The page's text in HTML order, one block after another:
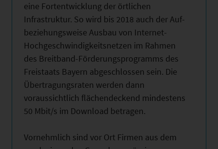
eine Fortentwicklung der örtlichen
Infrastruktur. So wird bis 2018 auch der Auf-
beziehungsweise Ausbau von Internet-
Hochgeschwindigkeitsnetzen im Rahmen
des Breitband-Förderungsprogramms des
Freistaats Bayern abgeschlossen sein. Die
Übertragungsraten werden dann
voraussichtlich flächendeckend mindestens
50 Mbit/s im Download betragen.
Vornehmlich sind vor Ort Firmen aus dem